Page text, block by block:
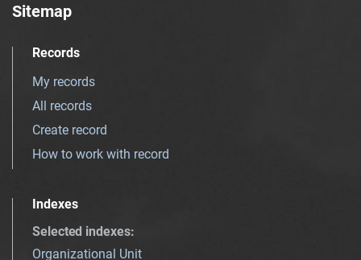
Sitemap
Records
My records
All records
Create record
How to work with record
Indexes
Selected indexes:
Organizational Unit